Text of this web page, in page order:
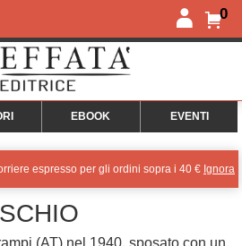
0
EBOOK EVENTI
espresso per gli ordini sopra i 40 € Ignora